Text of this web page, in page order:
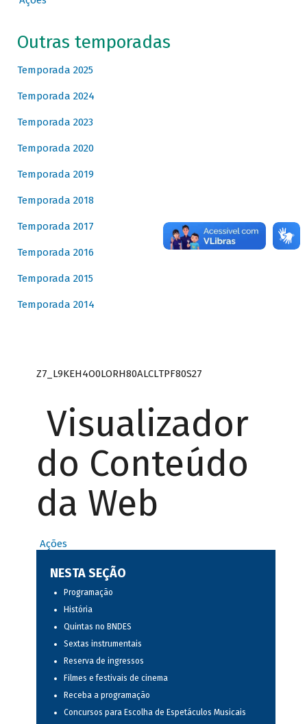
Outras temporadas
Temporada 2025
Temporada 2024
Temporada 2023
Temporada 2020
Temporada 2019
Temporada 2018
Temporada 2017
Temporada 2016
Temporada 2015
Temporada 2014
Z7_L9KEH4O0LORH80ALCLTPF80S27
Visualizador
do Conteúdo
da Web
Ações
NESTA SEÇÃO
Programação
História
Quintas no BNDES
Sextas instrumentais
Reserva de ingressos
Filmes e festivais de cinema
Receba a programação
Concursos para Escolha de Espetáculos Musicais